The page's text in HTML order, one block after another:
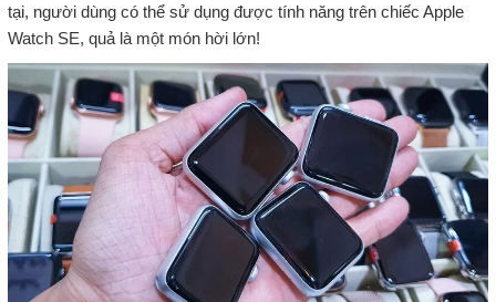
tại, người dùng có thể sử dụng được tính năng trên chiếc Apple
Watch SE, quả là một món hời lớn!